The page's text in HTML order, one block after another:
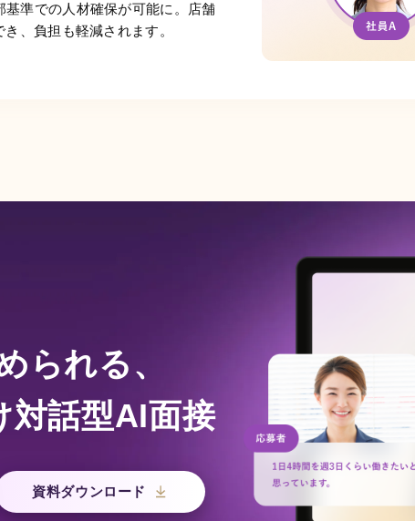
準での人材確保が可能に。店舗
、負担も軽減されます。
られる、
対話型AI面接
資料ダウンロード